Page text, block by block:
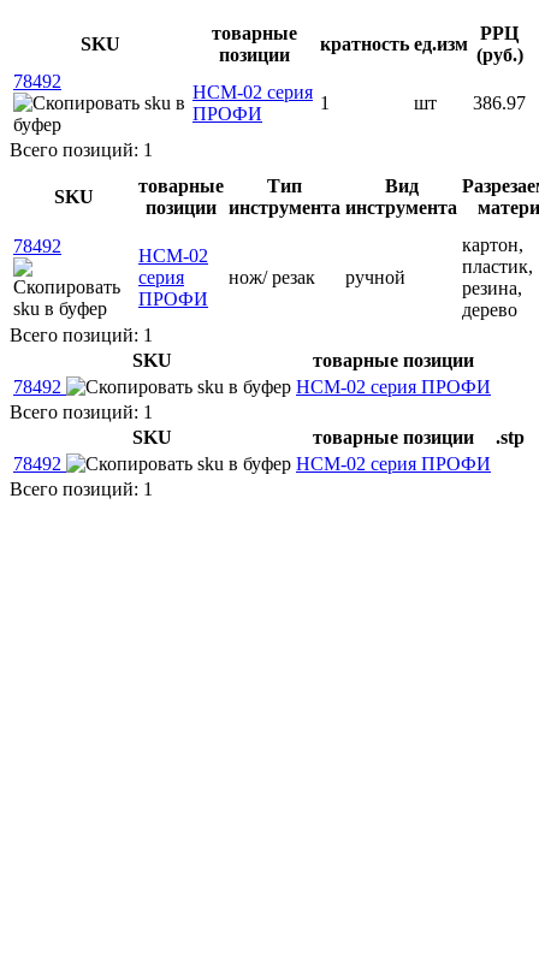
SKU
товарные
позиции
кратность ед.изм
РРЦ
(руб.)
78492
НСМ-02 серия
ПРОФИ
1 шт 386.97
Всего позиций: 1
SKU
товарные
позиции
Тип
инструмента
Вид
инструмента
78492
НСМ-02
серия
ПРОФИ
нож/ резак ручной
картон,
пластик,
резина,
дерево
Всего позиций: 1
SKU
товарные позиции
78492
НСМ-02 серия ПРОФИ
Всего позиций: 1
SKU
товарные позиции
.stp
78492
НСМ-02 серия ПРОФИ
Всего позиций: 1